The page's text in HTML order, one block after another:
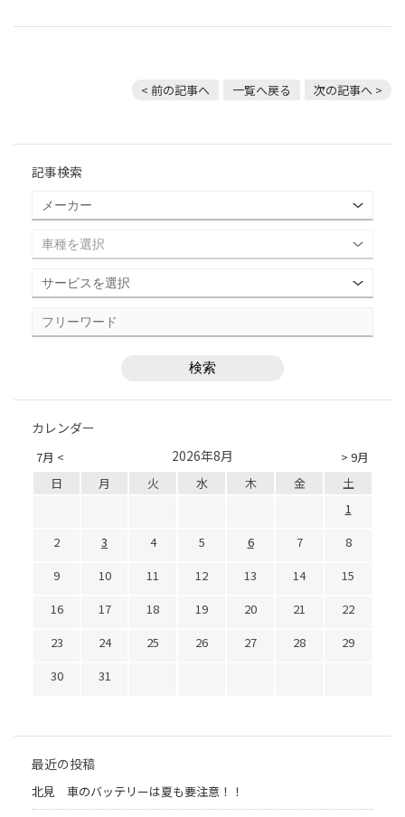
< 前の記事へ 一覧へ戻る 次の記事へ >
記事検索
カレンダー
7月 < > 9月
2026年8月
日 月 火 水 木 金
土
1
2
3 4 5 6 7
8
9
10 11 12 13 14
15
16
17 18 19 20 21
22
23
24 25 26 27 28
29
30
31
最近の投稿
北見 車のバッテリーは夏も要注意！！